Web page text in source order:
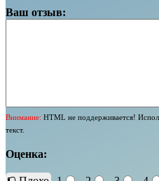
Ваш отзыв:
Внимание: HTML не поддерживается!
текст.
Оценка: